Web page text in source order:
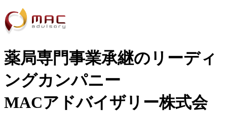
薬局専門事業承継のリーディ
ングカンパニー
MACアドバイザリー株式会